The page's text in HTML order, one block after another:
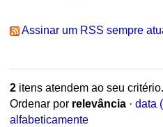
Assinar um RSS sempre
2itens atendem ao seu critério.
Ordenar por relevância · data
alfabeticamente